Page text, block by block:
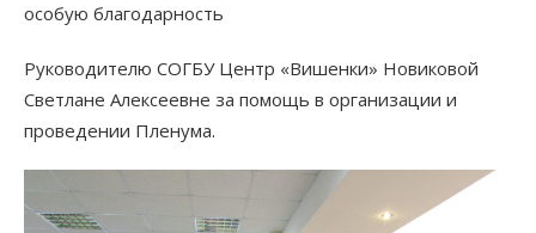
особую благодарность
Руководителю СОГБУ Центр «Вишенки» Новиковой
Светлане Алексеевне за помощь в организации и
проведении Пленума.